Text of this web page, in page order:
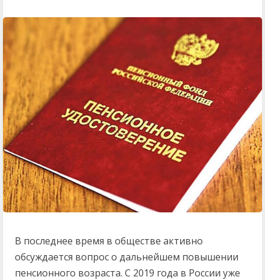
В последнее время в обществе активно
обсуждается вопрос о дальнейшем повышении
пенсионного возраста. С 2019 года в России уже